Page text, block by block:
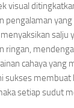
visual
pengalaman
salju
ringan,
cahaya yang
sukses membuat
setiap sudut